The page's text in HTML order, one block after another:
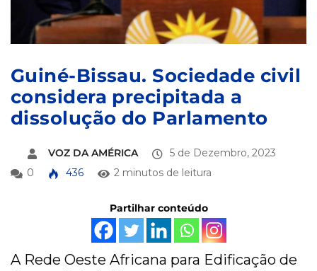
Guiné-Bissau. Sociedade civil
considera precipitada a
dissolução do Parlamento
VOZ DA AMÉRICA
5 de Dezembro, 2023
0
436 2 minutos de leitura
Partilhar conteúdo
A Rede Oeste Africana para Edificação de